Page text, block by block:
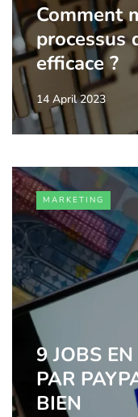
Comment
processus
efficace ?
14 April 2023
MARKETING
9 JOBS
PAR
BIEN